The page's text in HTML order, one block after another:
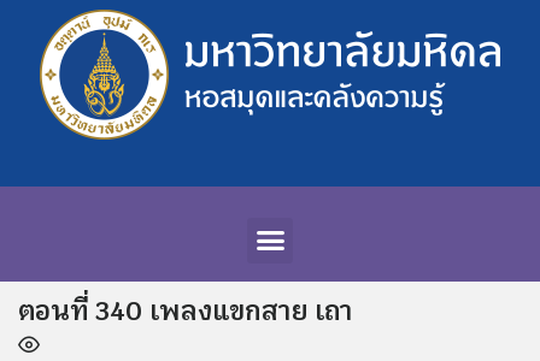
ตอนที่ 340 เพลงแขกสาย เถา